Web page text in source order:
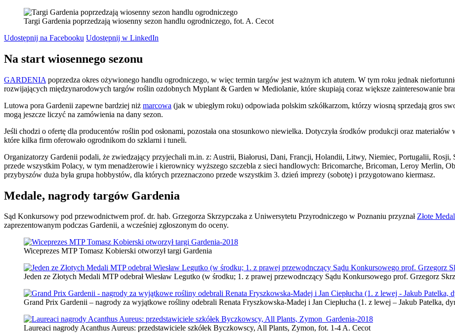
Targi Gardenia poprzedzają wiosenny sezon handlu ogrodniczego, fot. A. Cecot
Udostępnij na Facebooku Udostępnij w LinkedIn
Na start wiosennego sezonu
GARDENIA poprzedza okres ożywionego handlu ogrodniczego, w więc termin targów jest ważnym ich atutem. W tym roku jednak
rozwijających międzynarodowych targów roślin ozdobnych Myplant & Garden w Mediolanie, które skupiają coraz większe zainteresowanie
Lutowa pora Gardenii zapewne bardziej niż marcowa (jak w ubiegłym roku) odpowiada polskim szkółkarzom, którzy wiosną sprzedają gros
mogą jeszcze liczyć na zamówienia na dany sezon.
Jeśli chodzi o ofertę dla producentów roślin pod osłonami, pozostała ona stosunkowo niewielka. Dotyczyła środków produkcji oraz
które kilka firm oferowało ogrodnikom do szklarni i tuneli.
Organizatorzy Gardenii podali, że zwiedzający przyjechali m.in. z: Austrii, Białorusi, Dani, Francji, Holandii, Litwy, Niemiec, Portugalii,
przede wszystkim Polacy, w tym menadżerowie i kierownicy wyższego szczebla z sieci handlowych: Bricomarche, Bricoman, Leroy Merlin,
przybyszów duża była grupa hobbystów, dla których przeznaczono przede wszystkim 3. dzień imprezy (sobotę) i przygotowano kiermasz.
Medale, nagrody targów Gardenia
Sąd Konkursowy pod przewodnictwem prof. dr. hab. Grzegorza Skrzypczaka z Uniwersytetu Przyrodniczego w Poznaniu przyznałZłote
zaprezentowanym podczas Gardenii, a wcześniej zgłoszonym do oceny.
Wiceprezes MTP Tomasz Kobierski otworzył targi Gardenia
Jeden ze Złotych Medali MTP odebrał Wiesław Legutko (w środku; 1. z prawej przewodnczący Sądu Konkursowego prof. Grzegorz
Grand Prix Gardenii – nagrody za wyjątkowe rośliny odebrali Renata Fryszkowska-Madej i Jan Ciepłucha (1. z lewej – Jakub Patelka,
Laureaci nagrody Acanthus Aureus: przedstawiciele szkółek Byczkowscy, All Plants, Zymon, fot. 1-4 A. Cecot